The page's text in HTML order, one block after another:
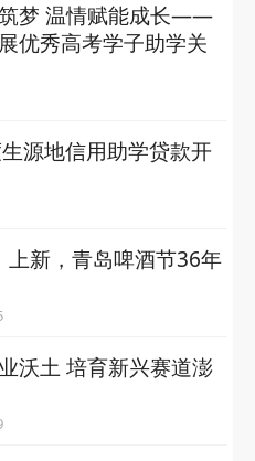
筑梦 温情赋能成长——
优秀高考学子助学关
源地信用助学贷款开
新，青岛啤酒节36年
沃土 培育新兴赛道澎